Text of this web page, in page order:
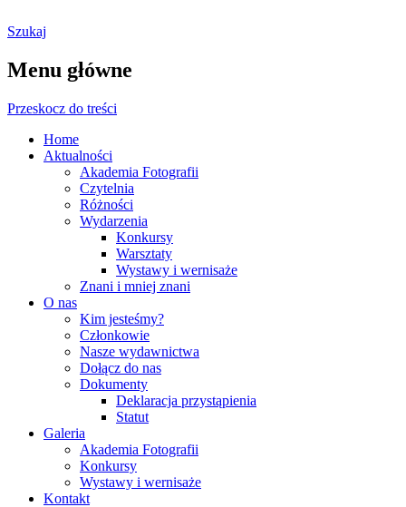
Ostrołęckie Towarzystwo
Fotograficzne
Szukaj
Menu główne
Przeskocz do treści
Home
Aktualności
Akademia Fotografii
Czytelnia
Różności
Wydarzenia
Konkursy
Warsztaty
Wystawy i wernisaże
Znani i mniej znani
O nas
Kim jesteśmy?
Członkowie
Nasze wydawnictwa
Dołącz do nas
Dokumenty
Deklaracja przystąpienia
Statut
Galeria
Akademia Fotografii
Konkursy
Wystawy i wernisaże
Kontakt